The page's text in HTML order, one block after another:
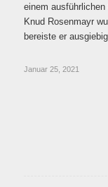
einem
Knud Rosenmayr
bereiste er
Januar 25, 2021